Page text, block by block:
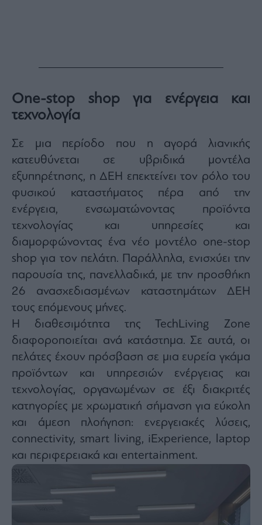
στο
Newsletter
του
mononews.gr
submitting
your
email,
you
to
Terms
and
Privacy
Notice.
You
can
out
at
any
time.
site
is
protected
by
reCAPTCHA
and
Google
Policy
and
Terms
of
Service
One-stop shop για ενέργεια και
τεχνολογία
Σε μια περίοδο που η αγορά λιανικής
κατευθύνεται σε υβριδικά μοντέλα
εξυπηρέτησης, η ΔΕΗ επεκτείνει τον ρόλο του
φυσικού καταστήματος πέρα από την
ενέργεια, ενσωματώνοντας προϊόντα
τεχνολογίας και υπηρεσίες και
διαμορφώνοντας ένα νέο μοντέλο one-stop
shop για τον πελάτη. Παράλληλα, ενισχύει την
παρουσία της, πανελλαδικά, με την προσθήκη
26 ανασχεδιασμένων καταστημάτων ΔΕΗ
τους επόμενους μήνες.
Η διαθεσιμότητα της TechLiving Zone
διαφοροποιείται ανά κατάστημα. Σε αυτά, οι
πελάτες έχουν πρόσβαση σε μια ευρεία γκάμα
προϊόντων και υπηρεσιών ενέργειας και
τεχνολογίας, οργανωμένων σε έξι διακριτές
κατηγορίες με χρωματική σήμανση για εύκολη
και άμεση πλοήγηση: ενεργειακές λύσεις,
connectivity, smart living, iExperience, laptop
και περιφερειακά και entertainment.